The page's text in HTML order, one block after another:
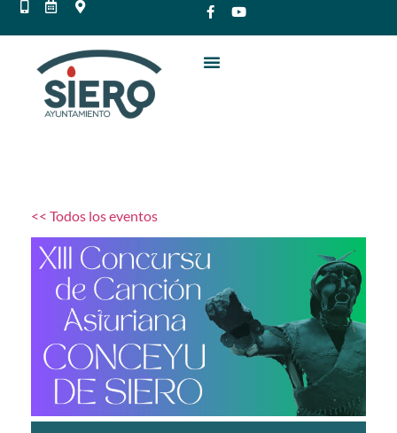
<< Todos los eventos